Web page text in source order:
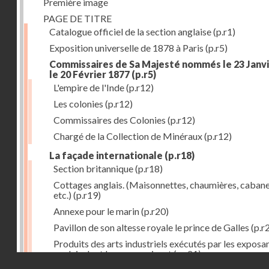
PAGE DE TITRE
Catalogue officiel de la section anglaise(p.r1)
Exposition universelle de 1878 à Paris (p.r5)
Commissaires de Sa Majesté nommés le 23
le 20 Février 1877 (p.r5)
L'empire de l'Inde(p.r12)
Les colonies (p.r12)
Commissaires des Colonies (p.r12)
Chargé de la Collection de Minéraux(p.r12)
La façade internationale (p.r18)
Section britannique(p.r18)
Cottages anglais. (Maisonnettes, chaumières,
etc.) (p.r19)
Annexe pour le marin(p.r20)
Pavillon de son altesse royale le prince de Galles
Produits des arts industriels exécutés par les
anglais dont les noms suivent(p.r21)